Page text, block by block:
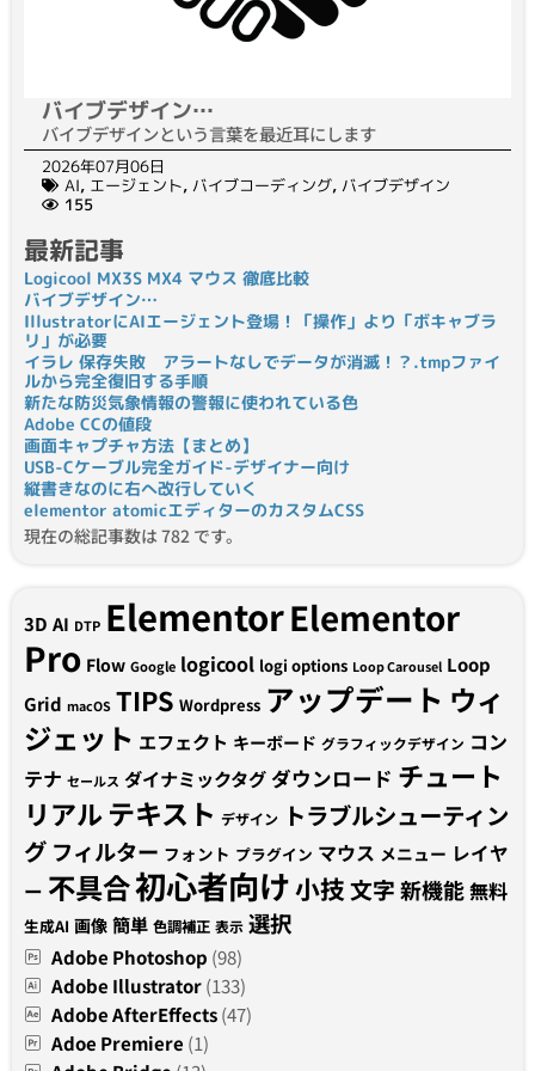
バイブデザイン…
バイブデザインという言葉を最近耳にします
2026年07月06日
AI, エージェント, バイブコーディング, バイブデザイン
155
最新記事
Logicool MX3S MX4 マウス 徹底比較
バイブデザイン…
IllustratorにAIエージェント登場！「操作」より「ボキャブラ
リ」が必要
イラレ 保存失敗 アラートなしでデータが消滅！？.tmpファイ
ルから完全復旧する手順
新たな防災気象情報の警報に使われている色
Adobe CCの値段
画面キャプチャ方法【まとめ】
USB-Cケーブル完全ガイド-デザイナー向け
縦書きなのに右へ改行していく
elementor atomicエディターのカスタムCSS
現在の総記事数は 782 です。
3D AI DTP ElementorElementor
Pro Flow Google logicool logi options Loop Carousel Loop
Grid macOS TIPS Wordpress アップデート ウィ
ジェット エフェクト キーボード グラフィックデザイン コン
テナ セールス ダイナミックタグダウンロード チュート
リアルテキスト デザイン トラブルシューティン
グ フィルター フォント プラグイン マウス メニュー レイヤ
ー 不具合初心者向け小技文字新機能無料
生成AI 画像 簡単 色調補正 表示 選択
Adobe Photoshop (98)
Adobe Illustrator(133)
Adobe AfterEffects(47)
Adoe Premiere (1)